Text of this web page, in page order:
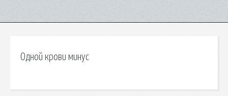
Одной крови минус